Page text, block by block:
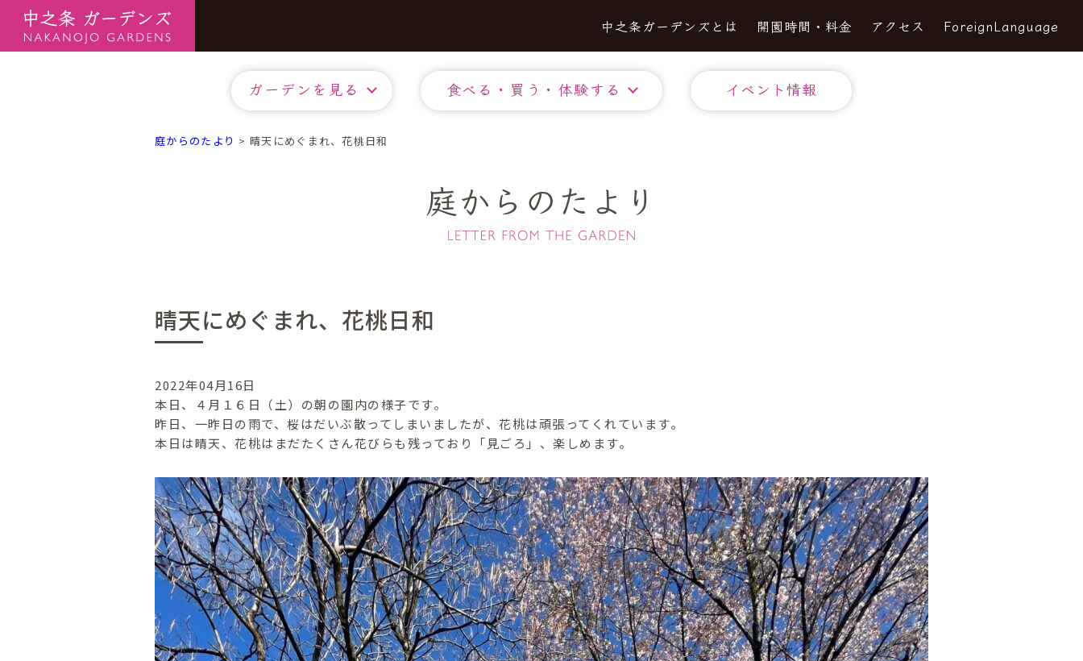
中之条ガーデンズとは 開園時間・料金 アクセス ForeignLanguage
ガーデンを見る 食べる・買う・体験する イベント情報
庭からのたより >晴天にめぐまれ、花桃日和
庭からのたより
晴天にめぐまれ、花桃日和
2022年04月16日
本日、４月１６日（土）の朝の園内の様子です。
昨日、一昨日の雨で、桜はだいぶ散ってしまいましたが、花桃は頑張ってくれています。
本日は晴天、花桃はまだたくさん花びらも残っており「見ごろ」、楽しめます。